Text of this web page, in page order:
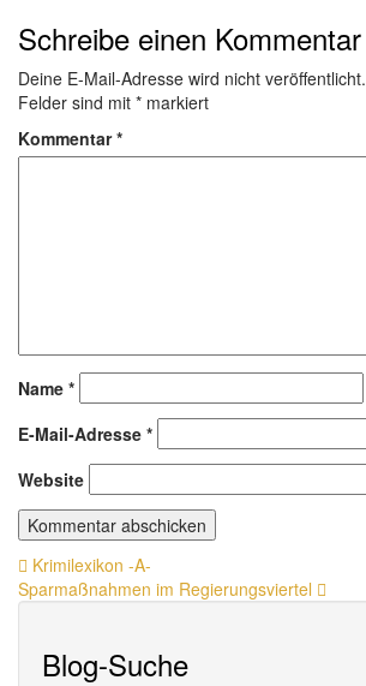
Schreibe einen Kommentar
Deine E-Mail-Adresse wird nicht veröffentlicht.
Felder sind mit * markiert
Kommentar*
Name *
E-Mail-Adresse *
Website
Beitragsnavigation
Krimilexikon -A-
Sparmaßnahmen im Regierungsviertel
Blog-Suche